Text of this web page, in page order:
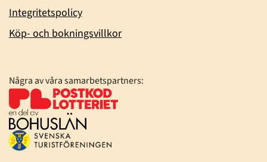
Integritetspolicy
Köp- och bokningsvillkor
Några av våra samarbetspartners: